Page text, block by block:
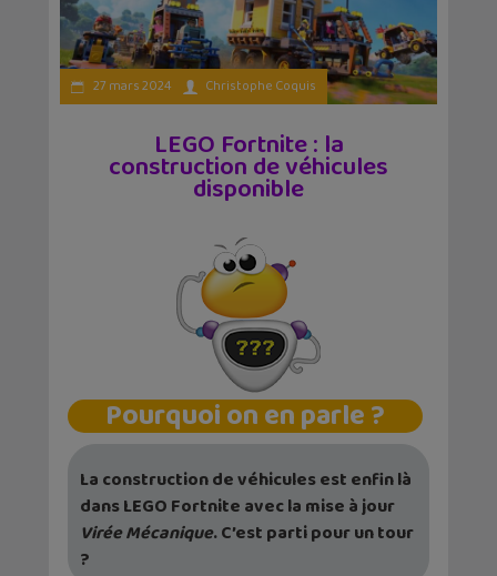
27 mars 2024 Christophe Coquis
LEGO Fortnite : la
construction de véhicules
disponible
Pourquoi on en parle ?
La construction de véhicules est enfin là
dans LEGO Fortnite avec la mise à jour
Virée Mécanique. C’est parti pour un tour
?